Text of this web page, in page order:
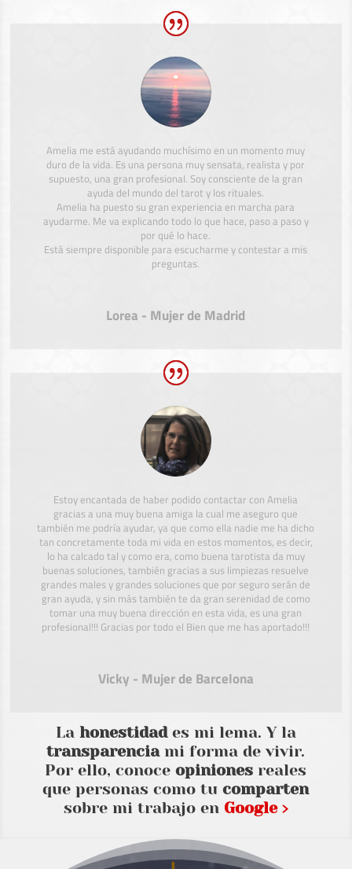
Amelia me está ayudando muchísimo en un momento muy
duro de la vida. Es una persona muy sensata, realista y por
supuesto, una gran profesional. Soy consciente de la gran
ayuda del mundo del tarot y los rituales.
Amelia ha puesto su gran experiencia en marcha para
ayudarme. Me va explicando todo lo que hace, paso a paso y
por qué lo hace.
Está siempre disponible para escucharme y contestar a mis
preguntas.
Lorea - Mujer de Madrid
Estoy encantada de haber podido contactar con Amelia
gracias a una muy buena amiga la cual me aseguro que
también me podría ayudar, ya que como ella nadie me ha dicho
tan concretamente toda mi vida en estos momentos, es decir,
lo ha calcado tal y como era, como buena tarotista da muy
buenas soluciones, también gracias a sus limpiezas resuelve
grandes males y grandes soluciones que por seguro serán de
gran ayuda, y sin más también te da gran serenidad de como
tomar una muy buena dirección en esta vida, es una gran
profesional!!! Gracias por todo el Bien que me has aportado!!!
Vicky - Mujer de Barcelona
La honestidades mi lema. Y la
transparenciami forma de vivir.
Por ello, conoceopiniones reales
que personas como tucomparten
sobre mi trabajo en Google ›